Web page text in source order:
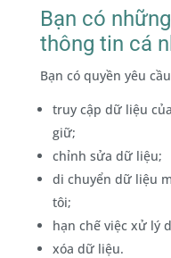
Bạn có
thông tin cá
Bạn có quyền yêu
truy cập dữ liệu
giữ;
chỉnh sửa dữ liệu;
di chuyển dữ liệu
tôi;
hạn chế việc xử lý
xóa dữ liệu.